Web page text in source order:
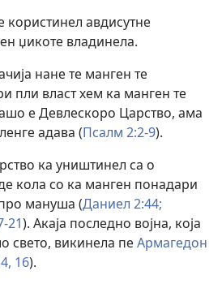
користинел авдисутне
џикоте владинела.
нане те манген те
пли власт хем ка манген те
е Девлескоро Царство, ама
адава (Псалм 2:2-9).
ка уништинел са о
кола со ка манген понадари
мануша (Даниел 2:44;
21). Акаја последно војна, која
свето, викинела пе Армагедон
16).